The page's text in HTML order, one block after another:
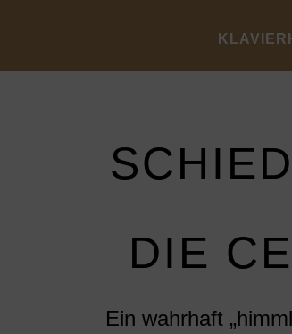
DIE
Ein wahrhaft